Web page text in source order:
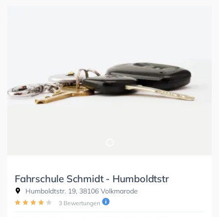
Fahrschule Schmidt - Humboldtstr
Humboldtstr. 19, 38106 Volkmarode
3 Bewertungen